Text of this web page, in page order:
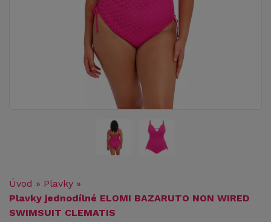
Úvod » Plavky »
Plavky jednodílné ELOMI BAZARUTO NON WIRED
SWIMSUIT CLEMATIS